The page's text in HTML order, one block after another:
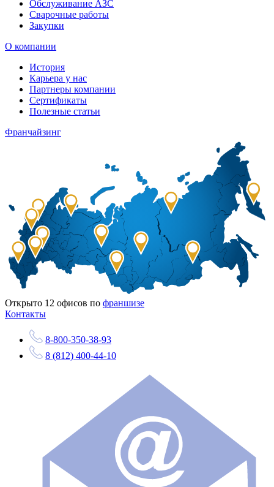
Обслуживание АЗС
Сварочные работы
Закупки
О компании
История
Карьера у нас
Партнеры компании
Сертификаты
Полезные статьи
Франчайзинг
Открыто 12 офисов по франшизе
Контакты
8-800-350-38-93
8 (812) 400-44-10